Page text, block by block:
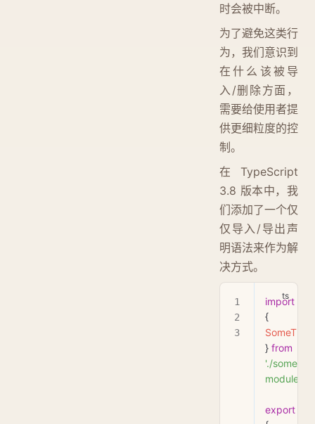
时会被中断。
为了避免这类行
为，我们意识到
在什么该被导
入/删除方面，
需要给使用者提
供更细粒度的控
制。
在 TypeScript
3.8 版本中，我
们添加了一个仅
仅导入/导出声
明语法来作为解
决方式。
import
} from
'./some-
module.js'
export